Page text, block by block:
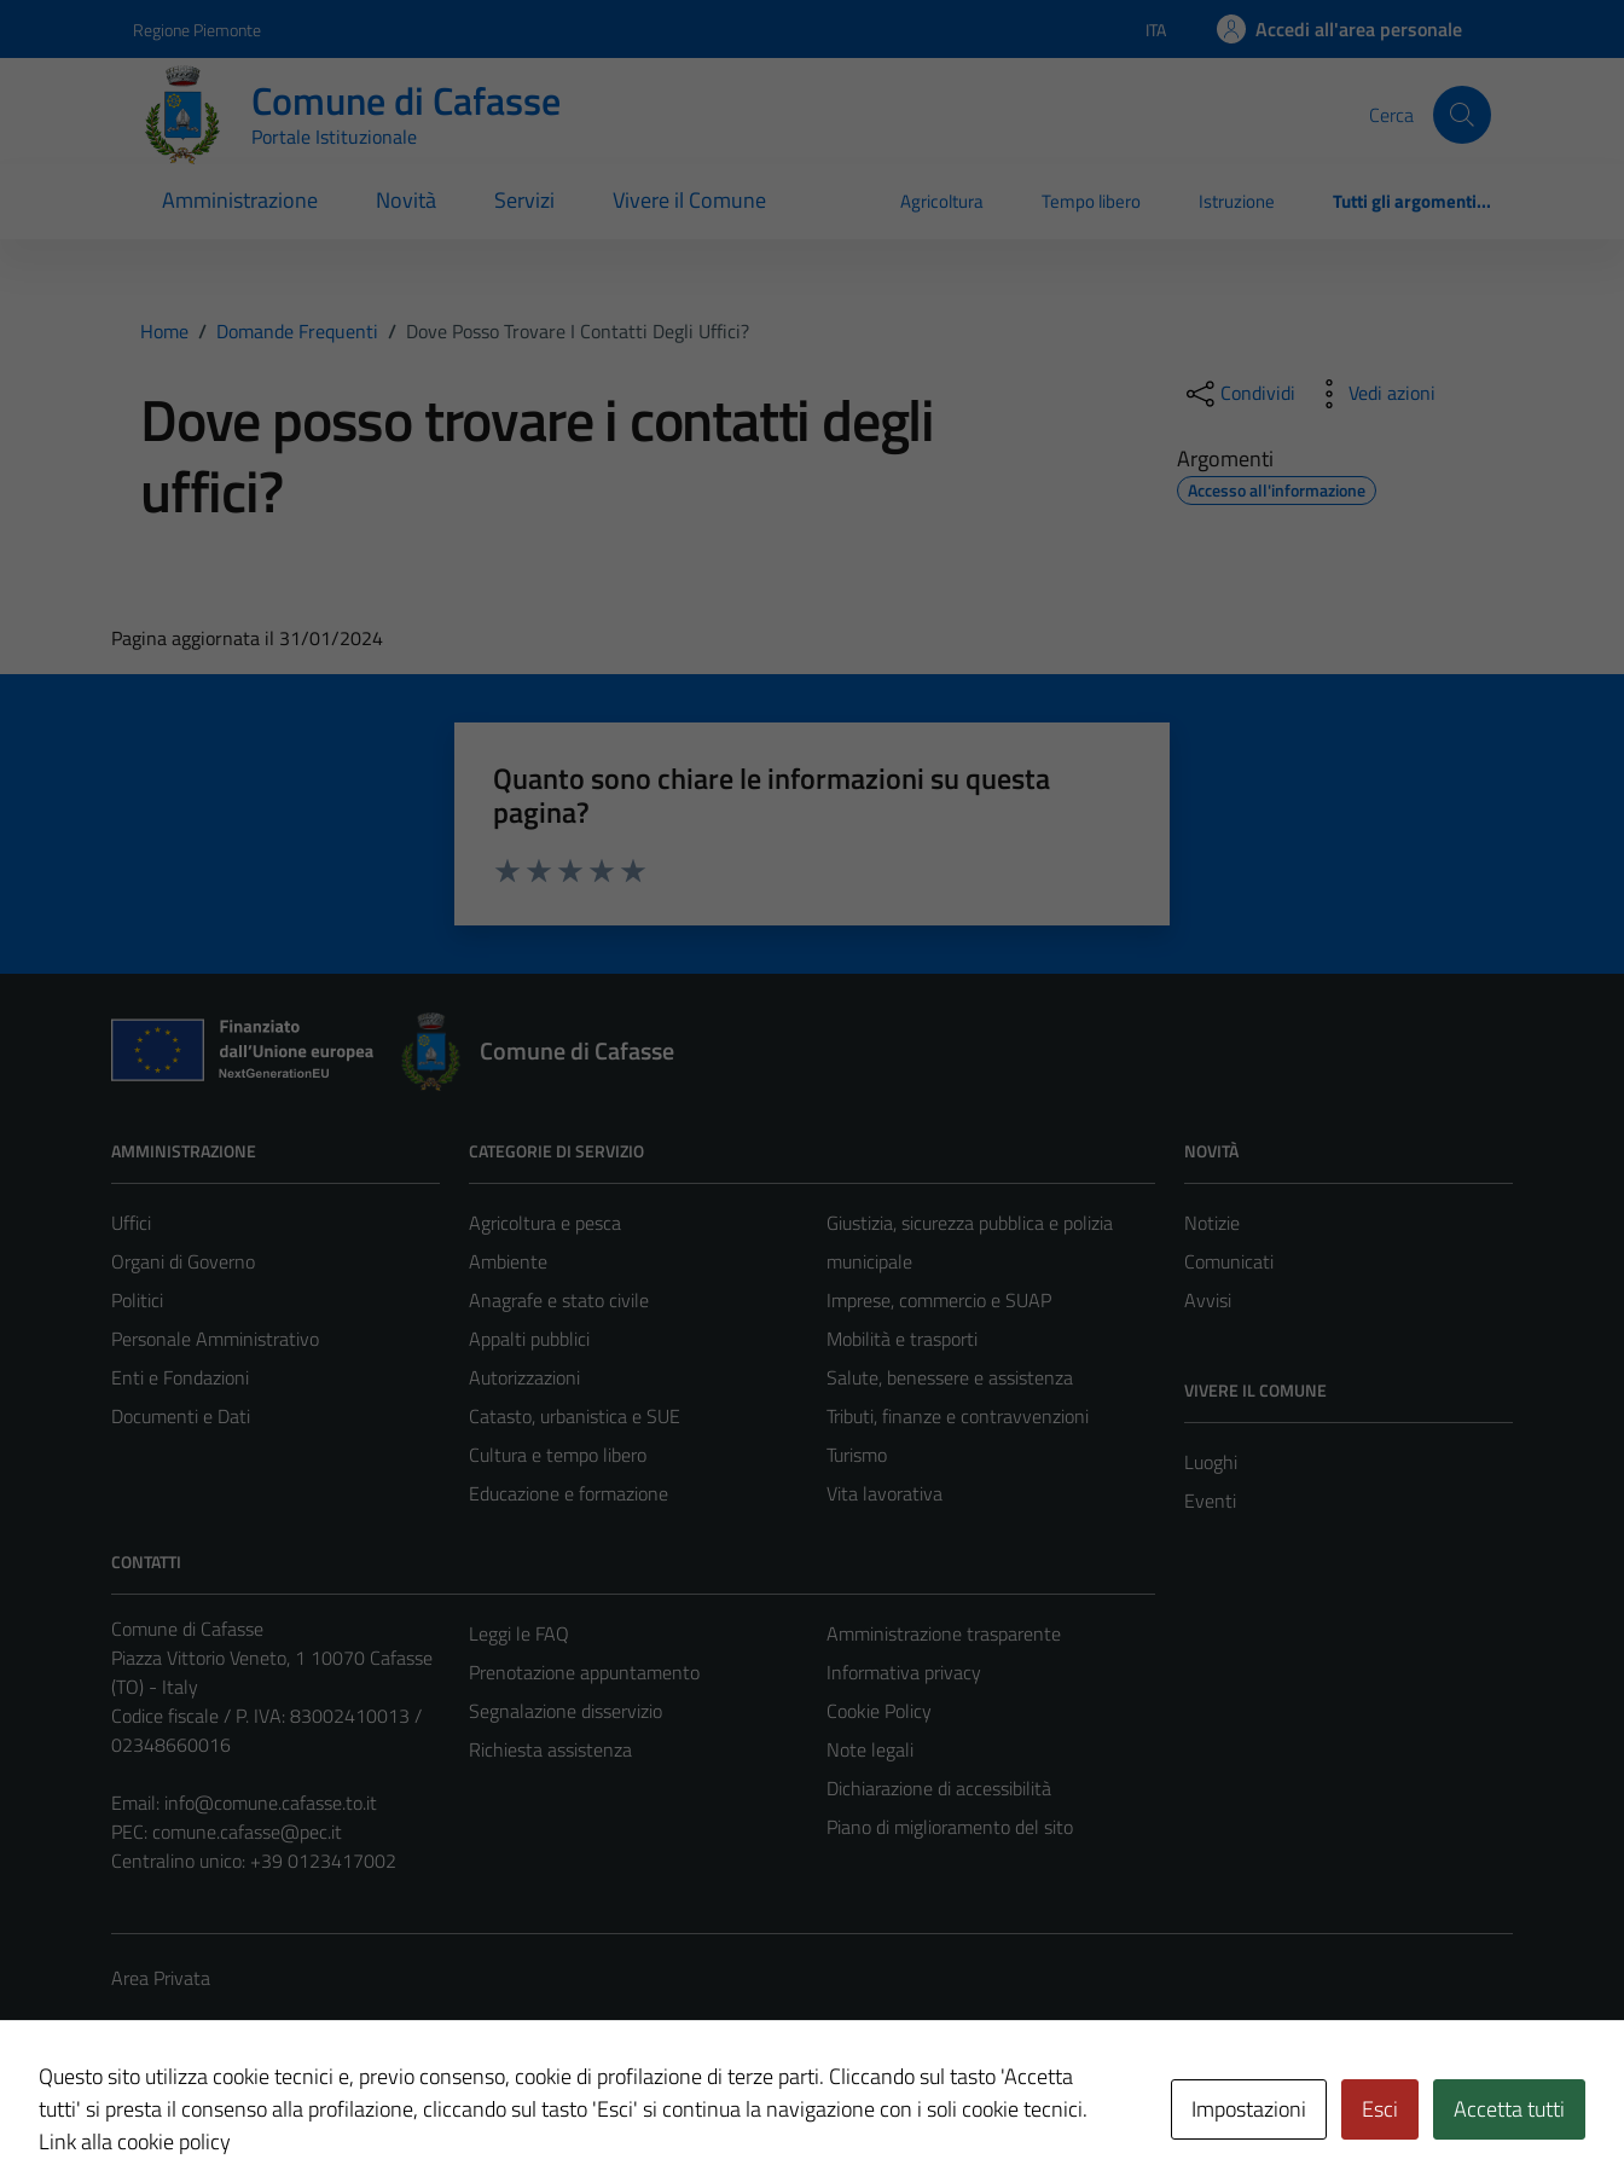
Regione Piemonte Lingua attiva:
ITA Accedi all'area personale
Comune di Cafasse
Portale Istituzionale
Cerca
Amministrazione Novità Servizi Vivere il Comune Agricoltura Tempo libero Istruzione Tutti gli argomenti...
Home / Domande Frequenti / Dove Posso Trovare I Contatti Degli Uffici?
Dove posso trovare i contatti degli
uffici?
Condividi Vedi azioni
Argomenti
Accesso all'informazione
Pagina aggiornata il 31/01/2024
Quanto sono chiare le informazioni su questa
pagina?
Comune di Cafasse
AMMINISTRAZIONE
Uffici
Organi di Governo
Politici
Personale Amministrativo
Enti e Fondazioni
Documenti e Dati
CATEGORIE DI SERVIZIO
Agricoltura e pesca
Ambiente
Anagrafe e stato civile
Appalti pubblici
Autorizzazioni
Catasto, urbanistica e SUE
Cultura e tempo libero
Educazione e formazione
Giustizia, sicurezza pubblica e polizia
municipale
Imprese, commercio e SUAP
Mobilità e trasporti
Salute, benessere e assistenza
Tributi, finanze e contravvenzioni
Turismo
Vita lavorativa
NOVITÀ
Notizie
Comunicati
Avvisi
VIVERE IL COMUNE
Luoghi
Eventi
CONTATTI
Comune di Cafasse
Piazza Vittorio Veneto, 1 10070 Cafasse
(TO) - Italy
Codice fiscale / P. IVA: 83002410013 /
02348660016
Email: info@comune.cafasse.to.it
PEC: comune.cafasse@pec.it
Centralino unico: +39 0123417002
Leggi le FAQ
Prenotazione appuntamento
Segnalazione disservizio
Richiesta assistenza
Amministrazione trasparente
Informativa privacy
Cookie Policy
Note legali
Dichiarazione di accessibilità
Piano di miglioramento del sito
Area Privata
Credits: © Technical Design s.r.l.
Questo sito utilizza cookie tecnici e, previo consenso, cookie di profilazione di terze parti. Cliccando sul tasto 'Accetta
tutti' si presta il consenso alla profilazione, cliccando sul tasto 'Esci' si continua la navigazione con i soli cookie tecnici.
Link alla cookie policy
Impostazioni Esci Accetta tutti